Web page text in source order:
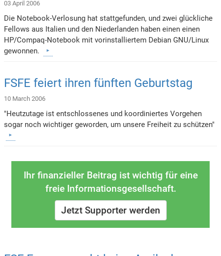
03 April 2006
Die Notebook-Verlosung hat stattgefunden, und zwei glückliche
Fellows aus Italien und den Niederlanden haben einen einen
HP/Compaq-Notebook mit vorinstalliertem Debian GNU/Linux
gewonnen.
FSFE feiert ihren fünften Geburtstag
10 March 2006
"Heutzutage ist entschlossenes und koordiniertes Vorgehen
sogar noch wichtiger geworden, um unsere Freiheit zu schützen"
Ihr finanzieller Beitrag ist wichtig für eine
freie Informationsgesellschaft.
Jetzt Supporter werden